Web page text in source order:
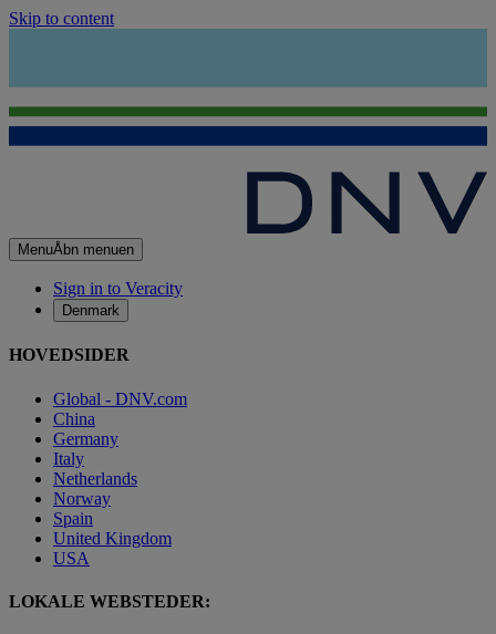
Skip to content
MenuÅbn menuen
Sign in to Veracity
Denmark
HOVEDSIDER
Global - DNV.com
China
Germany
Italy
Netherlands
Norway
Spain
United Kingdom
USA
LOKALE WEBSTEDER: